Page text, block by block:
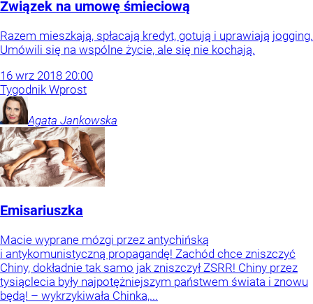
Związek na umowę śmieciową
Razem mieszkają, spłacają kredyt, gotują i uprawiają jogging.
Umówili się na wspólne życie, ale się nie kochają.
16 wrz 2018 20:00
Tygodnik Wprost
Agata Jankowska
Emisariuszka
Macie wyprane mózgi przez antychińską
i antykomunistyczną propagandę! Zachód chce zniszczyć
Chiny, dokładnie tak samo jak zniszczył ZSRR! Chiny przez
tysiąclecia były najpotężniejszym państwem świata i znowu
będą! – wykrzykiwała Chinka,...